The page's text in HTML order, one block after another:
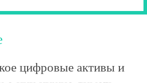
цифровые активы и